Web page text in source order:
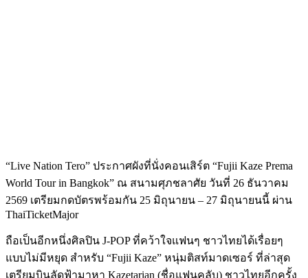
“Live Nation Tero” ประกาศผังที่นั่งคอนเสิร์ต “Fujii Kaze Prema
World Tour in Bangkok” ณ สนามศุภชลาศัย วันที่ 26 ธันวาคม
2569 เตรียมกดบัตรพร้อมกัน 25 มิถุนายน – 27 มิถุนายนนี้ ผ่าน
ThaiTicketMajor
ถือเป็นอีกหนึ่งศิลปิน J-POP ที่คว้าใจแฟนๆ ชาวไทยได้เรื่อยๆ
แบบไม่มีหยุด สำหรับ “Fujii Kaze” หนุ่มติสท์มาดเซอร์ ที่ล่าสุด
เตรียมบินลัดฟ้ามาหา Kazetarian (ชื่อแฟนคลับ) ชาวไทยอีกครั้ง